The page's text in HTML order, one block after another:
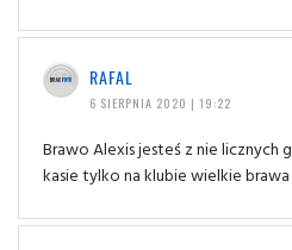
RAFAL
6 SIERPNIA 2020 | 19:22
Brawo Alexis jesteś z nie licznych
kasie tylko na klubie wielkie brawa